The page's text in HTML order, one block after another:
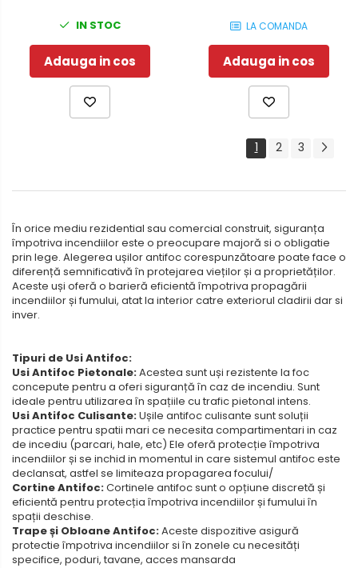
IN STOC
Adauga in cos
LA COMANDA
Adauga in cos
1 2 3
În orice mediu rezidential sau comercial construit, siguranța
împotriva incendiilor este o preocupare majoră si o obligatie
prin lege. Alegerea ușilor antifoc corespunzătoare poate face o
diferență semnificativă în protejarea vieților și a proprietăților.
Aceste uși oferă o barieră eficientă împotriva propagării
incendiilor și fumului, atat la interior catre exteriorul cladirii dar si
inver.
Tipuri de Usi Antifoc:
Usi Antifoc Pietonale:Acestea sunt uși rezistente la foc
concepute pentru a oferi siguranță în caz de incendiu. Sunt
ideale pentru utilizarea în spațiile cu trafic pietonal intens.
Usi Antifoc Culisante:Ușile antifoc culisante sunt soluții
practice pentru spatii mari ce necesita compartimentari in caz
de incediu (parcari, hale, etc) Ele oferă protecție împotriva
incendiilor și se inchid in momentul in care sistemul antifoc este
declansat, astfel se limiteaza propagarea focului/
Cortine Antifoc:Cortinele antifoc sunt o opțiune discretă și
eficientă pentru protecția împotriva incendiilor și fumului în
spații deschise.
Trape și Obloane Antifoc:Aceste dispozitive asigură
protectie împotriva incendiilor si în zonele cu necesități
specifice, poduri, tavane, acces mansarda